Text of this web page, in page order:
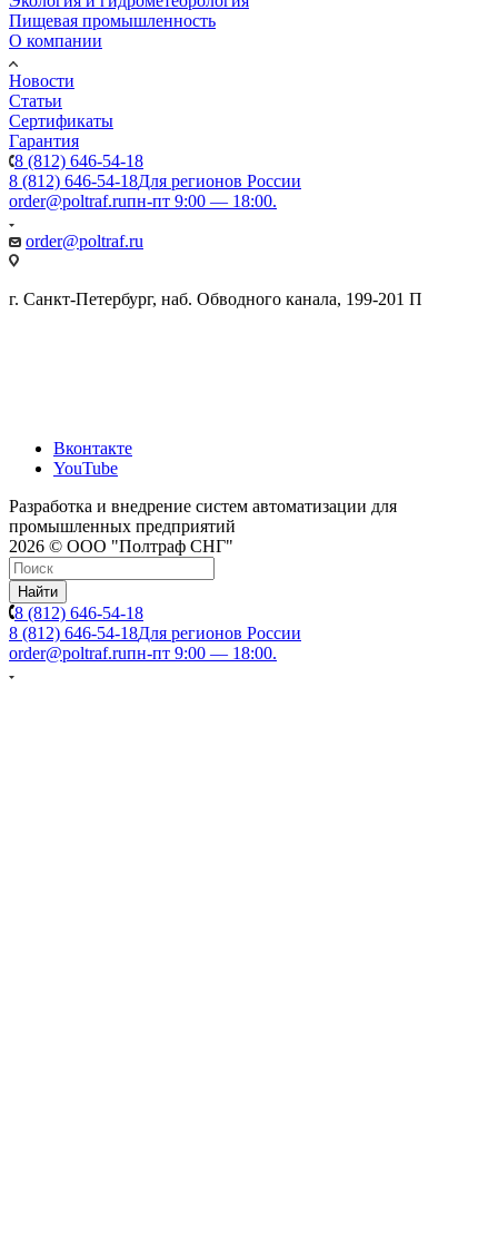
Пищевая промышленность
О компании
Новости
Статьи
Сертификаты
Гарантия
8 (812) 646-54-18
8 (812) 646-54-18Для регионов России
order@poltraf.ruпн-пт 9:00 — 18:00.
order@poltraf.ru
г. Санкт-Петербург, наб. Обводного канала, 199-201 П
Вконтакте
YouTube
Разработка и внедрение систем автоматизации для
промышленных предприятий
2026 © ООО "Полтраф СНГ"
Найти
8 (812) 646-54-18
8 (812) 646-54-18Для регионов России
order@poltraf.ruпн-пт 9:00 — 18:00.